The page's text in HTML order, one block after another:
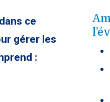
ce
gérer les
: